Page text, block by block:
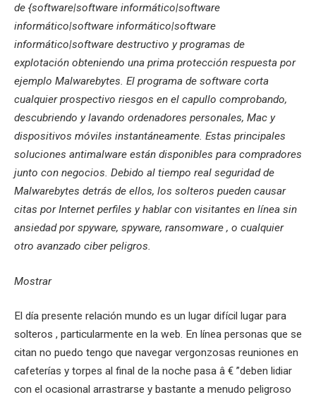
de {software|software informático|software
informático|software informático|software
informático|software destructivo y programas de
explotación obteniendo una prima protección respuesta por
ejemplo Malwarebytes. El programa de software corta
cualquier prospectivo riesgos en el capullo comprobando,
descubriendo y lavando ordenadores personales, Mac y
dispositivos móviles instantáneamente. Estas principales
soluciones antimalware están disponibles para compradores
junto con negocios. Debido al tiempo real seguridad de
Malwarebytes detrás de ellos, los solteros pueden causar
citas por Internet perfiles y hablar con visitantes en línea sin
ansiedad por spyware, spyware, ransomware , o cualquier
otro avanzado ciber peligros.
Mostrar
El día presente relación mundo es un lugar difícil lugar para
solteros , particularmente en la web. En línea personas que se
citan no puedo tengo que navegar vergonzosas reuniones en
cafeterías y torpes al final de la noche pasa â € ”deben lidiar
con el ocasional arrastrarse y bastante a menudo peligroso